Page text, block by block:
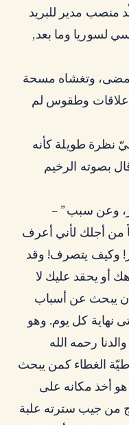
منصب مدير للبريد
لسوريا وما بعد,
مضى، وتغشاه مسحة
علاقات وطقوس لم
نظرة طويلة كأنه
بصوته الرخيم
– ” أريد أن أتكلم معك … عن الذي صار، وعن سبب
من أجلك لأني أعرف
وكيف يتصرف! وقد
أو يحقد عليك لا
أن يبحث عن أسباب
نهاية كل يوم. وهو
الغطاء كمن يبحث
أخذ مكانه على
من جيب سترته علبة